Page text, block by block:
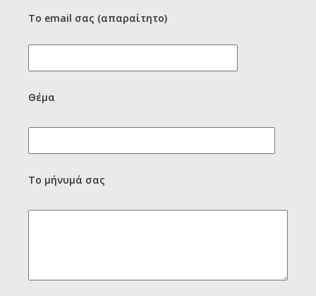
Το email σας (απαραίτητο)
Θέμα
Το μήνυμά σας